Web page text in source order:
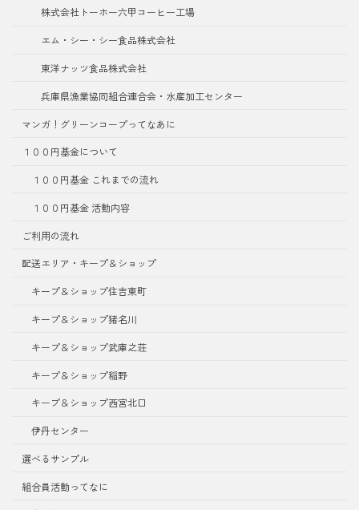
株式会社トーホー六甲コーヒー工場
エム・シー・シー食品株式会社
東洋ナッツ食品株式会社
兵庫県漁業協同組合連合会・水産加工センター
マンガ！グリーンコープってなあに
１００円基金について
１００円基金 これまでの流れ
１００円基金 活動内容
ご利用の流れ
配送エリア・キープ＆ショップ
キープ＆ショップ住吉東町
キープ＆ショップ猪名川
キープ＆ショップ武庫之荘
キープ＆ショップ稲野
キープ＆ショップ西宮北口
伊丹センター
選べるサンプル
組合員活動ってなに